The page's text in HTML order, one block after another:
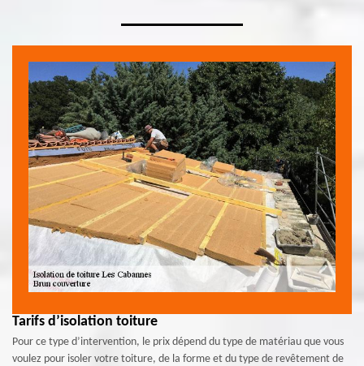
Tarifs d’isolation toiture
Pour ce type d’intervention, le prix dépend du type de matériau que vous
voulez pour isoler votre toiture, de la forme et du type de revêtement de